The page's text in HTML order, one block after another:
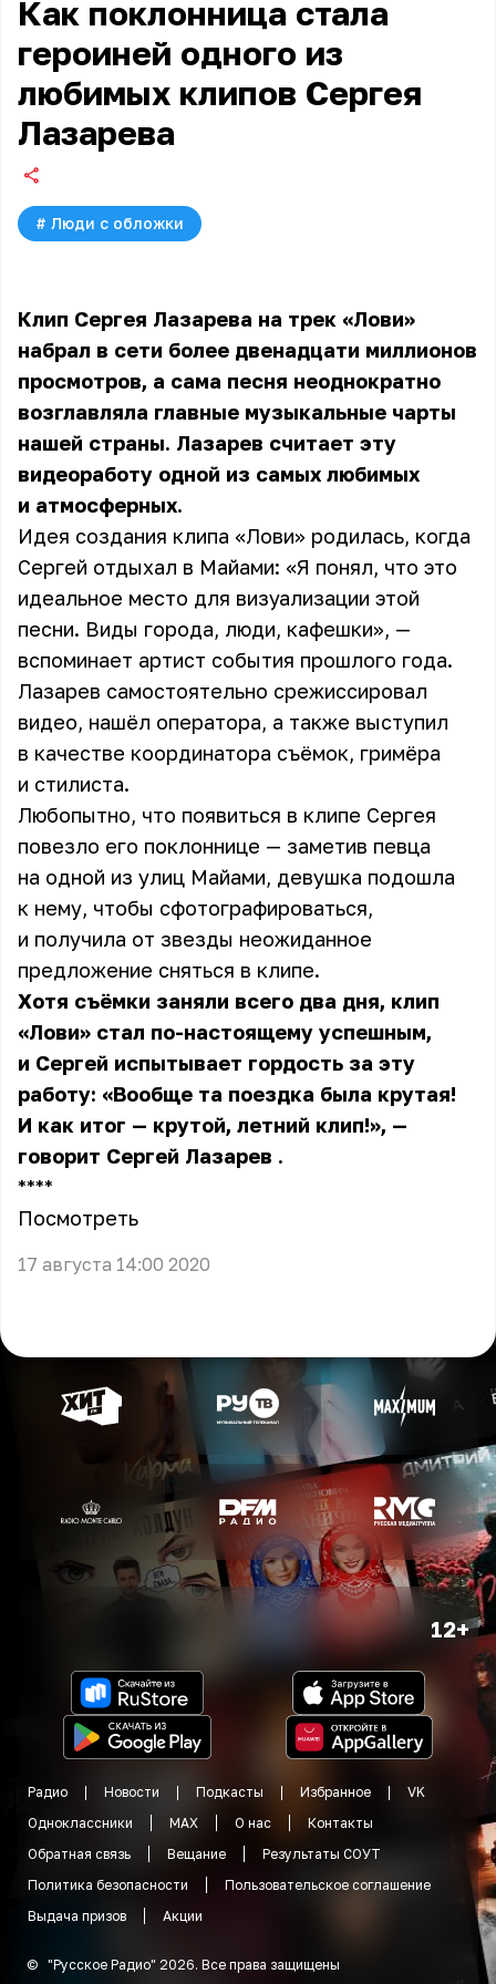
Как поклонница стала
героиней одного из
любимых клипов Сергея
Лазарева
# Люди с обложки
Клип Сергея Лазарева на трек «Лови»
набрал в сети более двенадцати миллионов
просмотров, а сама песня неоднократно
возглавляла главные музыкальные чарты
нашей страны. Лазарев считает эту
видеоработу одной из самых любимых
и атмосферных.
Идея создания клипа «Лови» родилась, когда
Сергей отдыхал в Майами: «Я понял, что это
идеальное место для визуализации этой
песни. Виды города, люди, кафешки», —
вспоминает артист события прошлого года.
Лазарев самостоятельно срежиссировал
видео, нашёл оператора, а также выступил
в качестве координатора съёмок, гримёра
и стилиста.
Любопытно, что появиться в клипе Сергея
повезло его поклоннице — заметив певца
на одной из улиц Майами, девушка подошла
к нему, чтобы сфотографироваться,
и получила от звезды неожиданное
предложение сняться в клипе.
Хотя съёмки заняли всего два дня, клип
«Лови» стал по-настоящему успешным,
и Сергей испытывает гордость за эту
работу: «Вообще та поездка была крутая!
И как итог — крутой, летний клип!», —
говорит Сергей Лазарев .
** **
Посмотреть
17 августа 14:00 2020
12+
Радио Новости Подкасты Избранное
VK
Одноклассники
MAX О нас
Контакты
Обратная связь
Вещание
Результаты СОУТ
Политика безопасности
Пользовательское соглашение
Выдача призов
Акции
© "Русское Радио" 2026. Все права защищены